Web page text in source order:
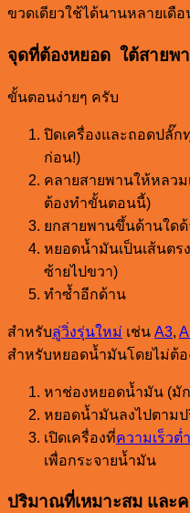
ขวดเดียวใช้ได้นานหลายเดื
จุดที่ต้องหยอด ใต้สายพ
ขั้นตอนง่ายๆ ครับ
ปิดเครื่องและถอดปลั๊
ก่อน!)
คลายสายพานให้หลวม
ต้องทำขั้นตอนนี้)
ยกสายพานขึ้นด้านใด
หยอดน้ำมันเป็นเส้นตร
ซ้ายไปขวา)
ทำซ้ำอีกด้าน
สำหรับลู่วิ่งรุ่นใหม่ เช่น A3,
สำหรับหยอดน้ำมันโดยไม่ต้
หาช่องหยอดน้ำมัน (มั
หยอดน้ำมันลงไปตาม
เปิดเครื่องที่ความเร็วต่ำ
เพื่อกระจายน้ำมัน
ปริมาณที่เหมาะสม และ